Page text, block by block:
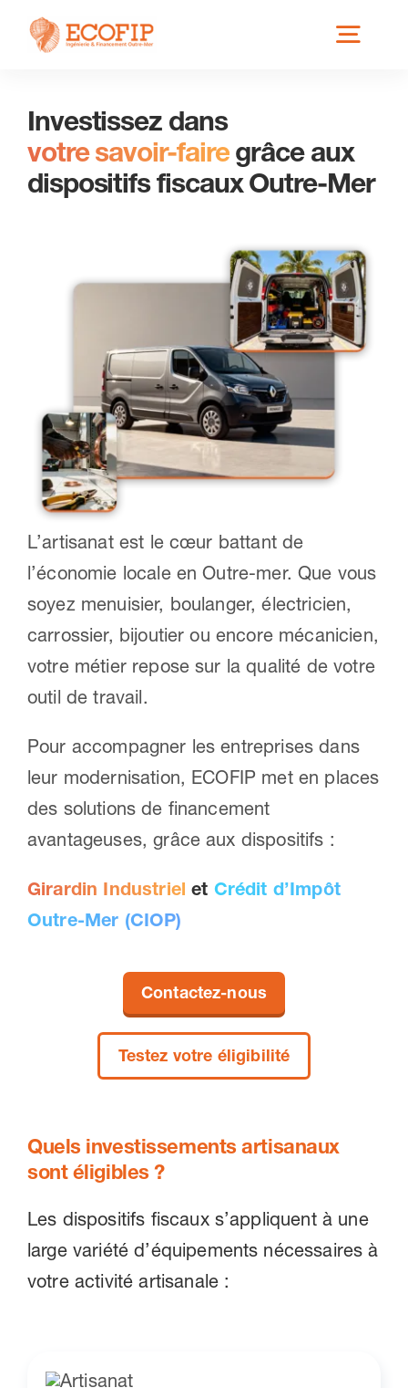
Skip
Qui est ECOFIP ?
Nos Services
Nos Implantations
Secteurs éligibles
Actus
Nous contacter
Investissez dans
votre savoir-fairegrâce aux
dispositifs fiscaux Outre-Mer
L’artisanat est le cœur battant de
l’économie locale en Outre-mer. Que vous
soyez menuisier, boulanger, électricien,
carrossier, bijoutier ou encore mécanicien,
votre métier repose sur la qualité de votre
outil de travail.
Pour accompagner les entreprises dans
leur modernisation, ECOFIP met en places
des solutions de financement
avantageuses, grâce aux dispositifs :
Girardin Industriel et Crédit d’Impôt
Outre-Mer (CIOP)
Contactez-nous
Testez votre éligibilité
Quels investissements artisanaux
sont éligibles ?
Les dispositifs fiscaux s’appliquent à une
large variété d’équipements nécessaires à
votre activité artisanale :